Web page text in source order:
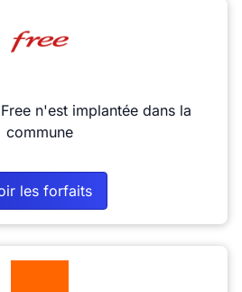
n'est implantée dans la
commune
les forfaits